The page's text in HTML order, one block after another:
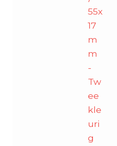
55x
17
m
m
-
Tw
ee
kle
uri
g